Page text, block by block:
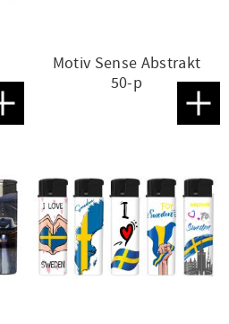
Lägg till i favoriter
Motiv Sense Abstrakt
50-p